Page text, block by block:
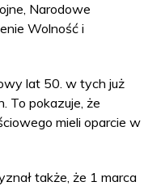
Narodowe
Wolność i
lat 50. w tych już
To pokazuje, że
mieli oparcie w
także, że 1 marca